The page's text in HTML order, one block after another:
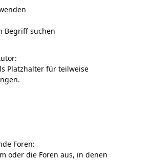
Begriff suchen
Platzhalter für teilweise
Foren:
oder die Foren aus, in denen